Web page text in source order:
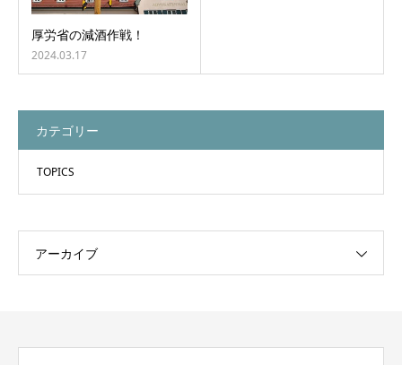
厚労省の減酒作戦！
2024.03.17
カテゴリー
TOPICS
アーカイブ